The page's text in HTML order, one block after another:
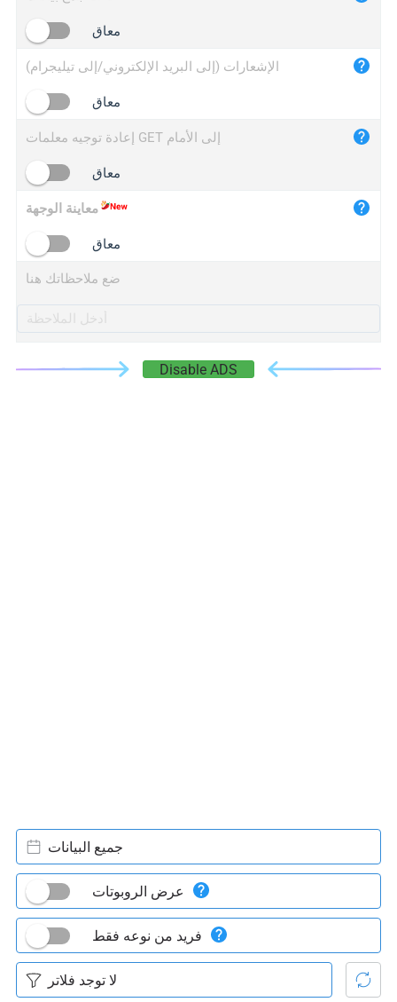
iplogger.cn
معاق
الإشعارات (إلى البريد الإلكتروني/إلى تيليجرام)
معاق
إعادة توجيه معلمات GET إلى الأمام
معاق
معاينة الوجهة
معاق
ضع ملاحظاتك هنا
Disable ADS
جميع البيانات
عرض الروبوتات
فريد من نوعه فقط